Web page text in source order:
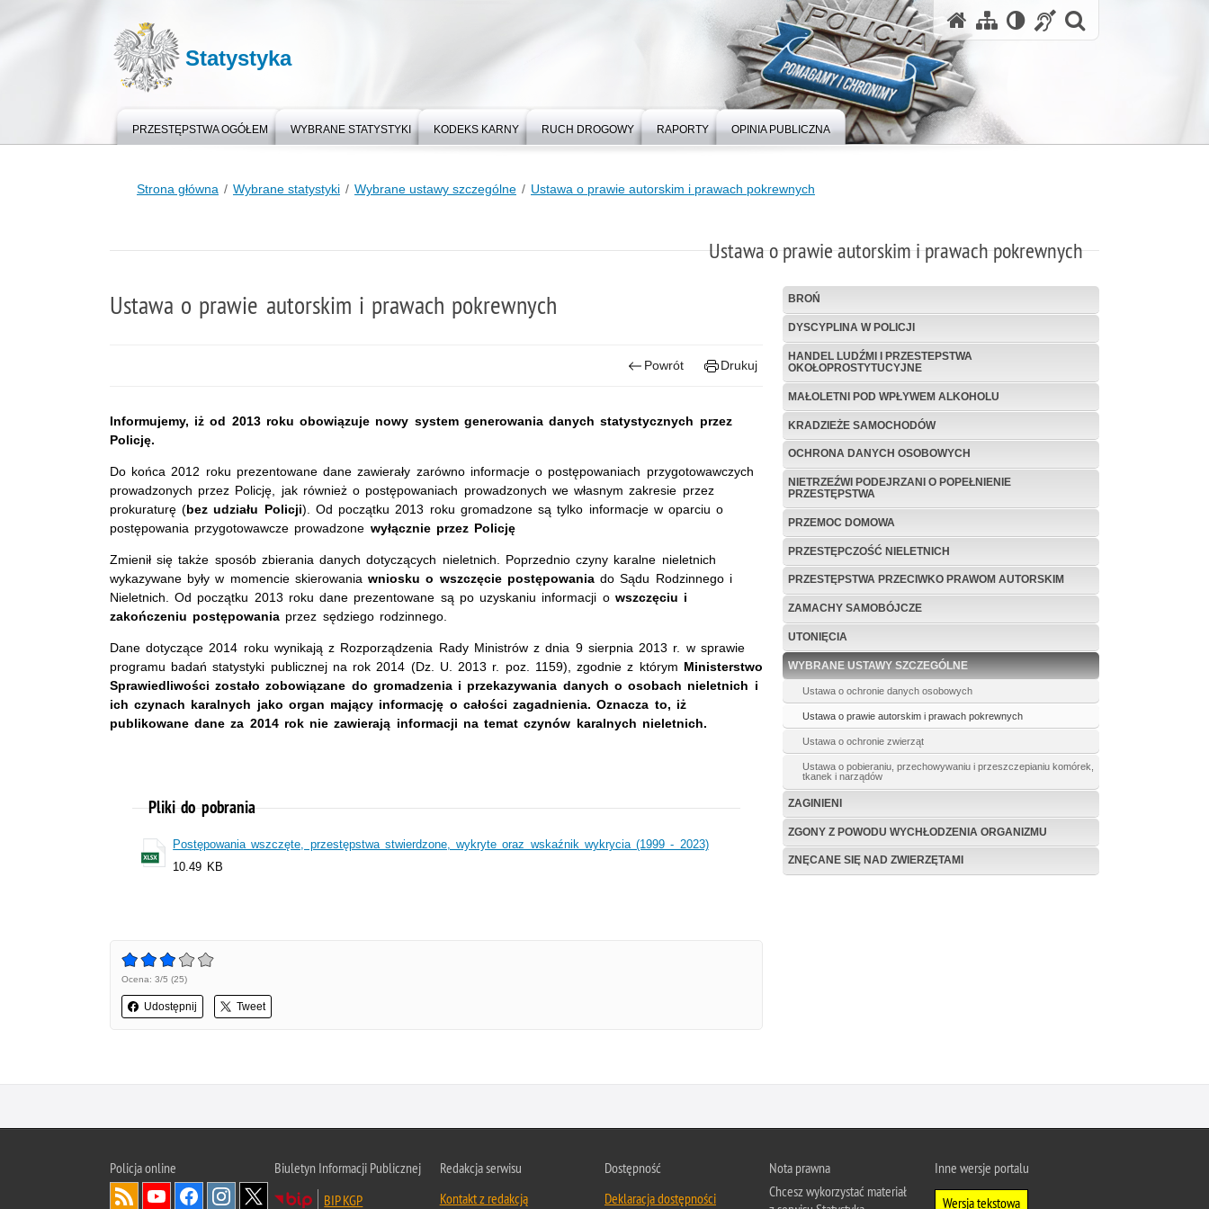
Statystyka
PRZESTĘPSTWA OGÓŁEM WYBRANE STATYSTYKI KODEKS KARNY RUCH DROGOWY RAPORTY OPINIA PUBLICZNA
Strona główna Wybrane statystyki Wybrane ustawy szczególne Ustawa o prawie autorskim i prawach pokrewnych
Ustawa o prawie autorskim i prawach pokrewnych
Ustawa o prawie autorskim i prawach pokrewnych
Powrót Drukuj
Informujemy, iż od 2013 roku obowiązuje nowy system generowania danych statystycznych przez
Policję.
Do końca 2012 roku prezentowane dane zawierały zarówno informacje o postępowaniach przygotowawczych
prowadzonych przez Policję, jak również o postępowaniach prowadzonych we własnym zakresie przez
prokuraturę (bez udziału Policji). Od początku 2013 roku gromadzone są tylko informacje w oparciu o
postępowania przygotowawcze prowadzone wyłącznie przez Policję
Zmienił się także sposób zbierania danych dotyczących nieletnich. Poprzednio czyny karalne nieletnich
wykazywane były w momencie skierowaniawniosku o wszczęcie postępowaniado Sądu Rodzinnego i
Nieletnich. Od początku 2013 roku dane prezentowane są po uzyskaniu informacji o wszczęciu i
zakończeniu postępowania przez sędziego rodzinnego.
Dane dotyczące 2014 roku wynikają z Rozporządzenia Rady Ministrów z dnia 9 sierpnia 2013 r. w sprawie
programu badań statystyki publicznej na rok 2014 (Dz. U. 2013 r. poz. 1159), zgodnie z którym Ministerstwo
Sprawiedliwości zostało zobowiązane do gromadzenia i przekazywania danych o osobach nieletnich i
ich czynach karalnych jako organ mający informację o całości zagadnienia. Oznacza to, iż
publikowane dane za 2014 rok nie zawierają informacji na temat czynów karalnych nieletnich.
Pliki do pobrania
Postępowania wszczęte, przestępstwa stwierdzone, wykryte oraz wskaźnik wykrycia (1999 - 2023)
10.49 KB
Ocena: 3/5 (25)
Udostępnij Tweet
BROŃ
DYSCYPLINA W POLICJI
HANDEL LUDŹMI I PRZESTEPSTWA
OKOŁOPROSTYTUCYJNE
MAŁOLETNI POD WPŁYWEM ALKOHOLU
KRADZIEŻE SAMOCHODÓW
OCHRONA DANYCH OSOBOWYCH
NIETRZEŹWI PODEJRZANI O POPEŁNIENIE
PRZESTĘPSTWA
PRZEMOC DOMOWA
PRZESTĘPCZOŚĆ NIELETNICH
PRZESTĘPSTWA PRZECIWKO PRAWOM AUTORSKIM
ZAMACHY SAMOBÓJCZE
UTONIĘCIA
WYBRANE USTAWY SZCZEGÓLNE
Ustawa o ochronie danych osobowych
Ustawa o prawie autorskim i prawach pokrewnych
Ustawa o ochronie zwierząt
Ustawa o pobieraniu, przechowywaniu i przeszczepianiu komórek,
tkanek i narządów
ZAGINIENI
ZGONY Z POWODU WYCHŁODZENIA ORGANIZMU
ZNĘCANE SIĘ NAD ZWIERZĘTAMI
Policjaonline
Biuletyn Informacji Publicznej
BIP KGP
Redakcja serwisu
Kontakt z redakcją
Dostępność
Deklaracja dostępności
Nota prawna
Chcesz wykorzystać materiał
Inne wersje portalu
Wersja tekstowa